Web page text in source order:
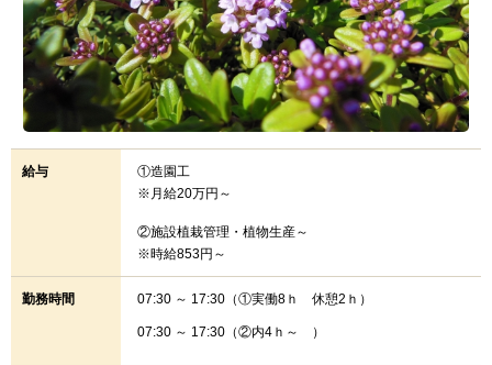
給与
①造園工
※月給20万円～
②施設植栽管理・植物生産～
※時給853円～
勤務時間 07:30 ～ 17:30（①実働8ｈ 休憩2ｈ）
07:30 ～ 17:30（②内4ｈ～ ）